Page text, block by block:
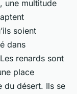
une multitude
soient
dans
renards sont
place
du désert. Ils se